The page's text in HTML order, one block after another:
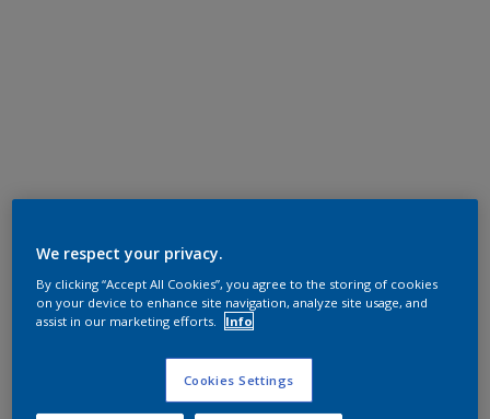
We respect your privacy.
By clicking “Accept All Cookies”, you agree to the storing of cookies
on your device to enhance site navigation, analyze site usage, and
assist in our marketing efforts.
Info
Cookies Settings